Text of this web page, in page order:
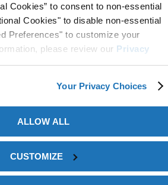
Cookies” to consent to non-essential
Cookies" to disable non-essential
Preferences" to customize your
please review our Privacy
Your Privacy Choices
ALLOW ALL
CUSTOMIZE
Humes